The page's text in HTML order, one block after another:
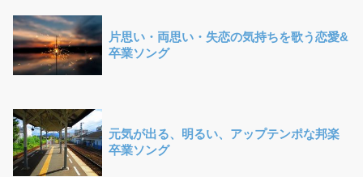
片思い・両思い・失恋の気持ちを歌う恋愛&
卒業ソング
元気が出る、明るい、アップテンポな邦楽
卒業ソング